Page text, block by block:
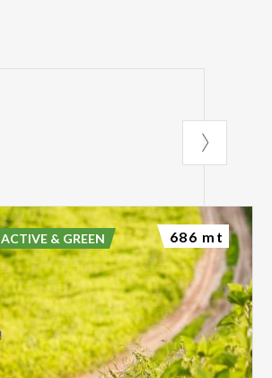
ACTIVE & GREEN 686 mt